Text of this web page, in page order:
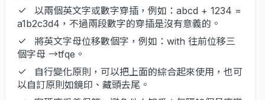
以兩個英文字或數字穿插，例如：abcd + 1234 =
a1b2c3d4，不過兩段數字的穿插是沒有意義的。
將英文字母位移數個字，例如：with 往前位移三
個字母 →tfqe。
自行變化原則，可以把上面的綜合起來使用，也可
以自訂原則如鏡印、藏頭去尾。